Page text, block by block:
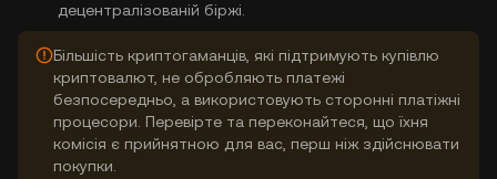
децентралізованій біржі.
Більшість криптогаманців, які підтримують купівлю
криптовалют, не обробляють платежі
безпосередньо, а використовують сторонні платіжні
процесори. Перевірте та переконайтеся, що їхня
комісія є прийнятною для вас, перш ніж здійснювати
покупки.